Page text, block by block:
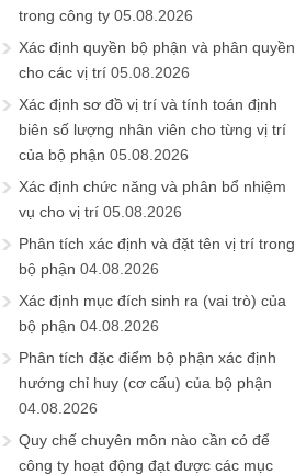
trong công ty 05.08.2026
Xác định quyền bộ phận và phân quyền
cho các vị trí 05.08.2026
Xác định sơ đồ vị trí và tính toán định
biên số lượng nhân viên cho từng vị trí
của bộ phận 05.08.2026
Xác định chức năng và phân bổ nhiệm
vụ cho vị trí 05.08.2026
Phân tích xác định và đặt tên vị trí trong
bộ phận 04.08.2026
Xác định mục đích sinh ra (vai trò) của
bộ phận 04.08.2026
Phân tích đặc điểm bộ phận xác định
hướng chỉ huy (cơ cấu) của bộ phận
04.08.2026
Quy chế chuyên môn nào cần có để
công ty hoạt động đạt được các mục